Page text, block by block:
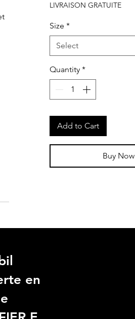
LIVRAISON GRATUITE
Size *
Select
Quantity *
Add to Cart
Buy Now
en